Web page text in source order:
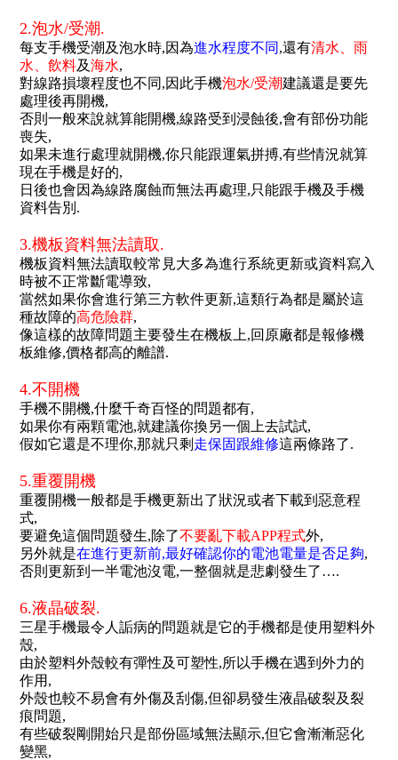
2.泡水/受潮.
每支手機受潮及泡水時,因為進水程度不同 ,還有清水、雨
水、飲料及海水,
對線路損壞程度也不同,因此手機泡水/受潮建議還是要先
處理後再開機,
否則一般來說就算能開機,線路受到浸蝕後,會有部份功能
喪失,
如果未進行處理就開機,你只能跟運氣拼搏,有些情況就算
現在手機是好的,
日後也會因為線路腐蝕而無法再處理,只能跟手機及手機
資料告別.
3.機板資料無法讀取.
機板資料無法讀取較常見大多為進行系統更新或資料寫入
時被不正常斷電導致,
當然如果你會進行第三方軟件更新,這類行為都是屬於這
種故障的高危險群,
像這樣的故障問題主要發生在機板上,回原廠都是報修機
板維修,價格都高的離譜.
4.不開機
手機不開機,什麼千奇百怪的問題都有,
如果你有兩顆電池,就建議你換另一個上去試試,
假如它還是不理你,那就只剩 走保固跟維修這兩條路了.
5.重覆開機
重覆開機一般都是手機更新出了狀況或者下載到惡意程
式,
要避免這個問題發生,除了不要亂下載APP程式外,
另外就是在進行更新前,最好確認你的電池電量是否足夠,
否則更新到一半電池沒電,一整個就是悲劇發生了….
6.液晶破裂.
三星手機最令人詬病的問題就是它的手機都是使用塑料外
殼,
由於塑料外殼較有彈性及可塑性,所以手機在遇到外力的
作用,
外殼也較不易會有外傷及刮傷,但卻易發生液晶破裂及裂
痕問題,
有些破裂剛開始只是部份區域無法顯示,但它會漸漸惡化
變黑,